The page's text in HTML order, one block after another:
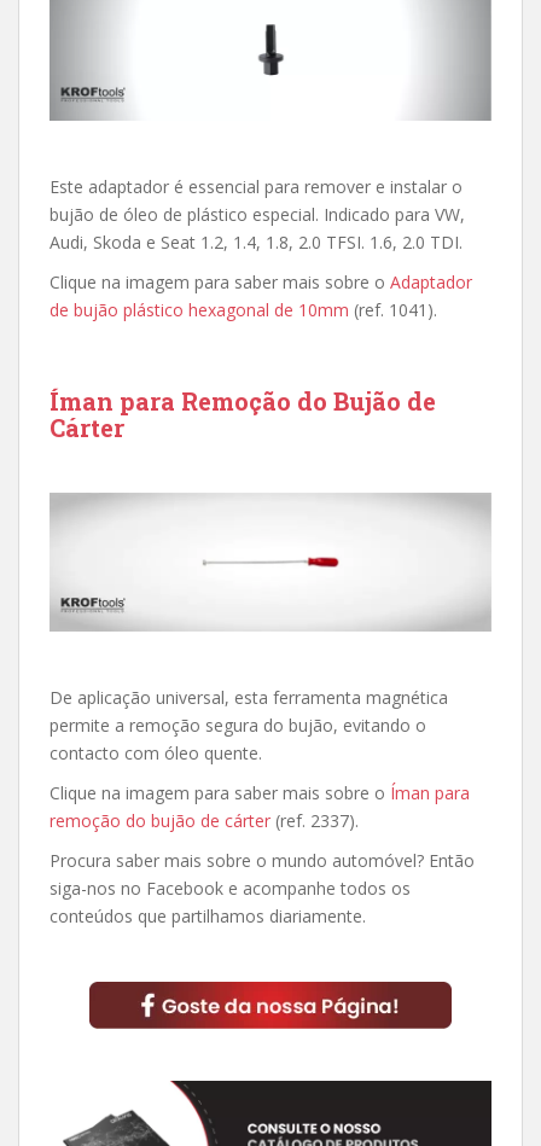
Este adaptador é essencial para remover e instalar o
bujão de óleo de plástico especial. Indicado para VW,
Audi, Skoda e Seat 1.2, 1.4, 1.8, 2.0 TFSI. 1.6, 2.0 TDI.
Clique na imagem para saber mais sobre o Adaptador
de bujão plástico hexagonal de 10mm (ref. 1041).
Íman para Remoção do Bujão de
Cárter
De aplicação universal, esta ferramenta magnética
permite a remoção segura do bujão, evitando o
contacto com óleo quente.
Clique na imagem para saber mais sobre o Íman para
remoção do bujão de cárter (ref. 2337).
Procura saber mais sobre o mundo automóvel? Então
siga-nos no Facebook e acompanhe todos os
conteúdos que partilhamos diariamente.